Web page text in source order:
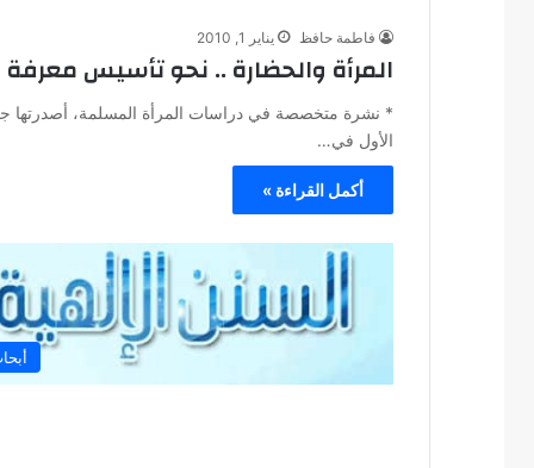
فاطمة حافظ يناير 1, 2010
المرأة والحضارة .. نحو تأسيس
* نشرة متخصصة في دراسات المرأة المسلمة، أصدرتها
الأول في…
أكمل القراءة »